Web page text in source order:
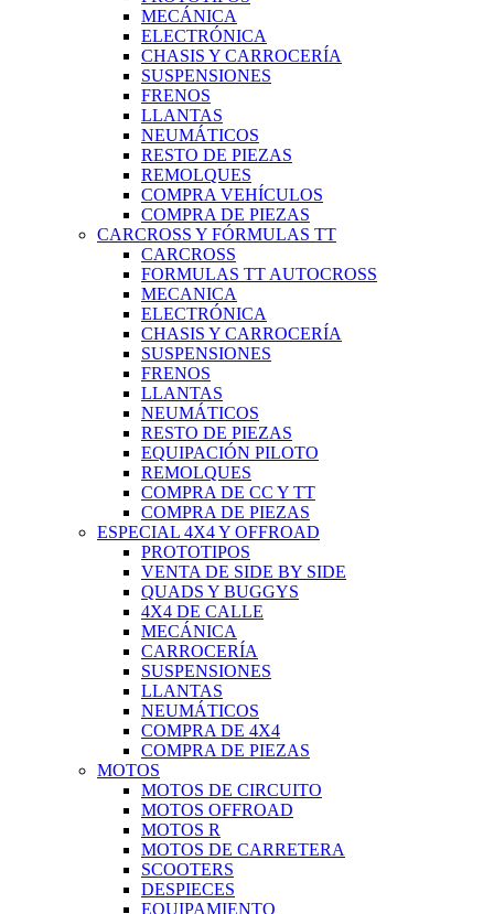
MECÁNICA
ELECTRÓNICA
CHASIS Y CARROCERÍA
SUSPENSIONES
FRENOS
LLANTAS
NEUMÁTICOS
RESTO DE PIEZAS
REMOLQUES
COMPRA VEHÍCULOS
COMPRA DE PIEZAS
CARCROSS Y FÓRMULAS TT
CARCROSS
FORMULAS TT AUTOCROSS
MECANICA
ELECTRÓNICA
CHASIS Y CARROCERÍA
SUSPENSIONES
FRENOS
LLANTAS
NEUMÁTICOS
RESTO DE PIEZAS
EQUIPACIÓN PILOTO
REMOLQUES
COMPRA DE CC Y TT
COMPRA DE PIEZAS
ESPECIAL 4X4 Y OFFROAD
PROTOTIPOS
VENTA DE SIDE BY SIDE
QUADS Y BUGGYS
4X4 DE CALLE
MECÁNICA
CARROCERÍA
SUSPENSIONES
LLANTAS
NEUMÁTICOS
COMPRA DE 4X4
COMPRA DE PIEZAS
MOTOS
MOTOS DE CIRCUITO
MOTOS OFFROAD
MOTOS R
MOTOS DE CARRETERA
SCOOTERS
DESPIECES
EQUIPAMIENTO